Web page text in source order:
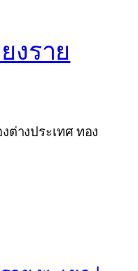
งราย
ต่างประเทศ ทอง